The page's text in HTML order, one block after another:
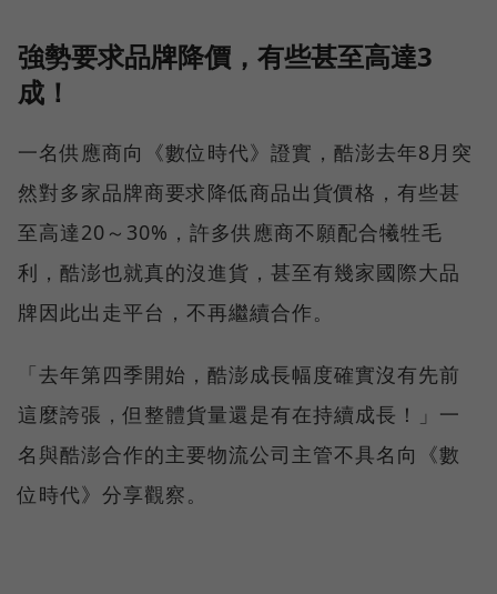
強勢要求品牌降價，有些甚至高達3
成！
一名供應商向《數位時代》證實，酷澎去年8月突
然對多家品牌商要求降低商品出貨價格，有些甚
至高達20～30%，許多供應商不願配合犧牲毛
利，酷澎也就真的沒進貨，甚至有幾家國際大品
牌因此出走平台，不再繼續合作。
「去年第四季開始，酷澎成長幅度確實沒有先前
這麼誇張，但整體貨量還是有在持續成長！」一
名與酷澎合作的主要物流公司主管不具名向《數
位時代》分享觀察。